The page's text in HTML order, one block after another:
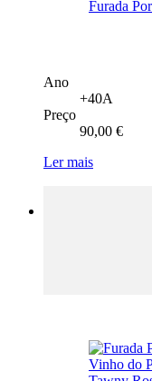
Ano
+40A
Preço
90,00 €
Ler mais